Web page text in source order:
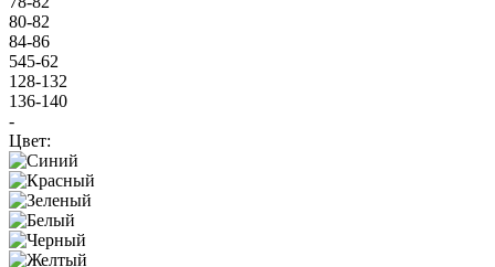
80-82
84-86
545-62
128-132
136-140
-
Цвет: